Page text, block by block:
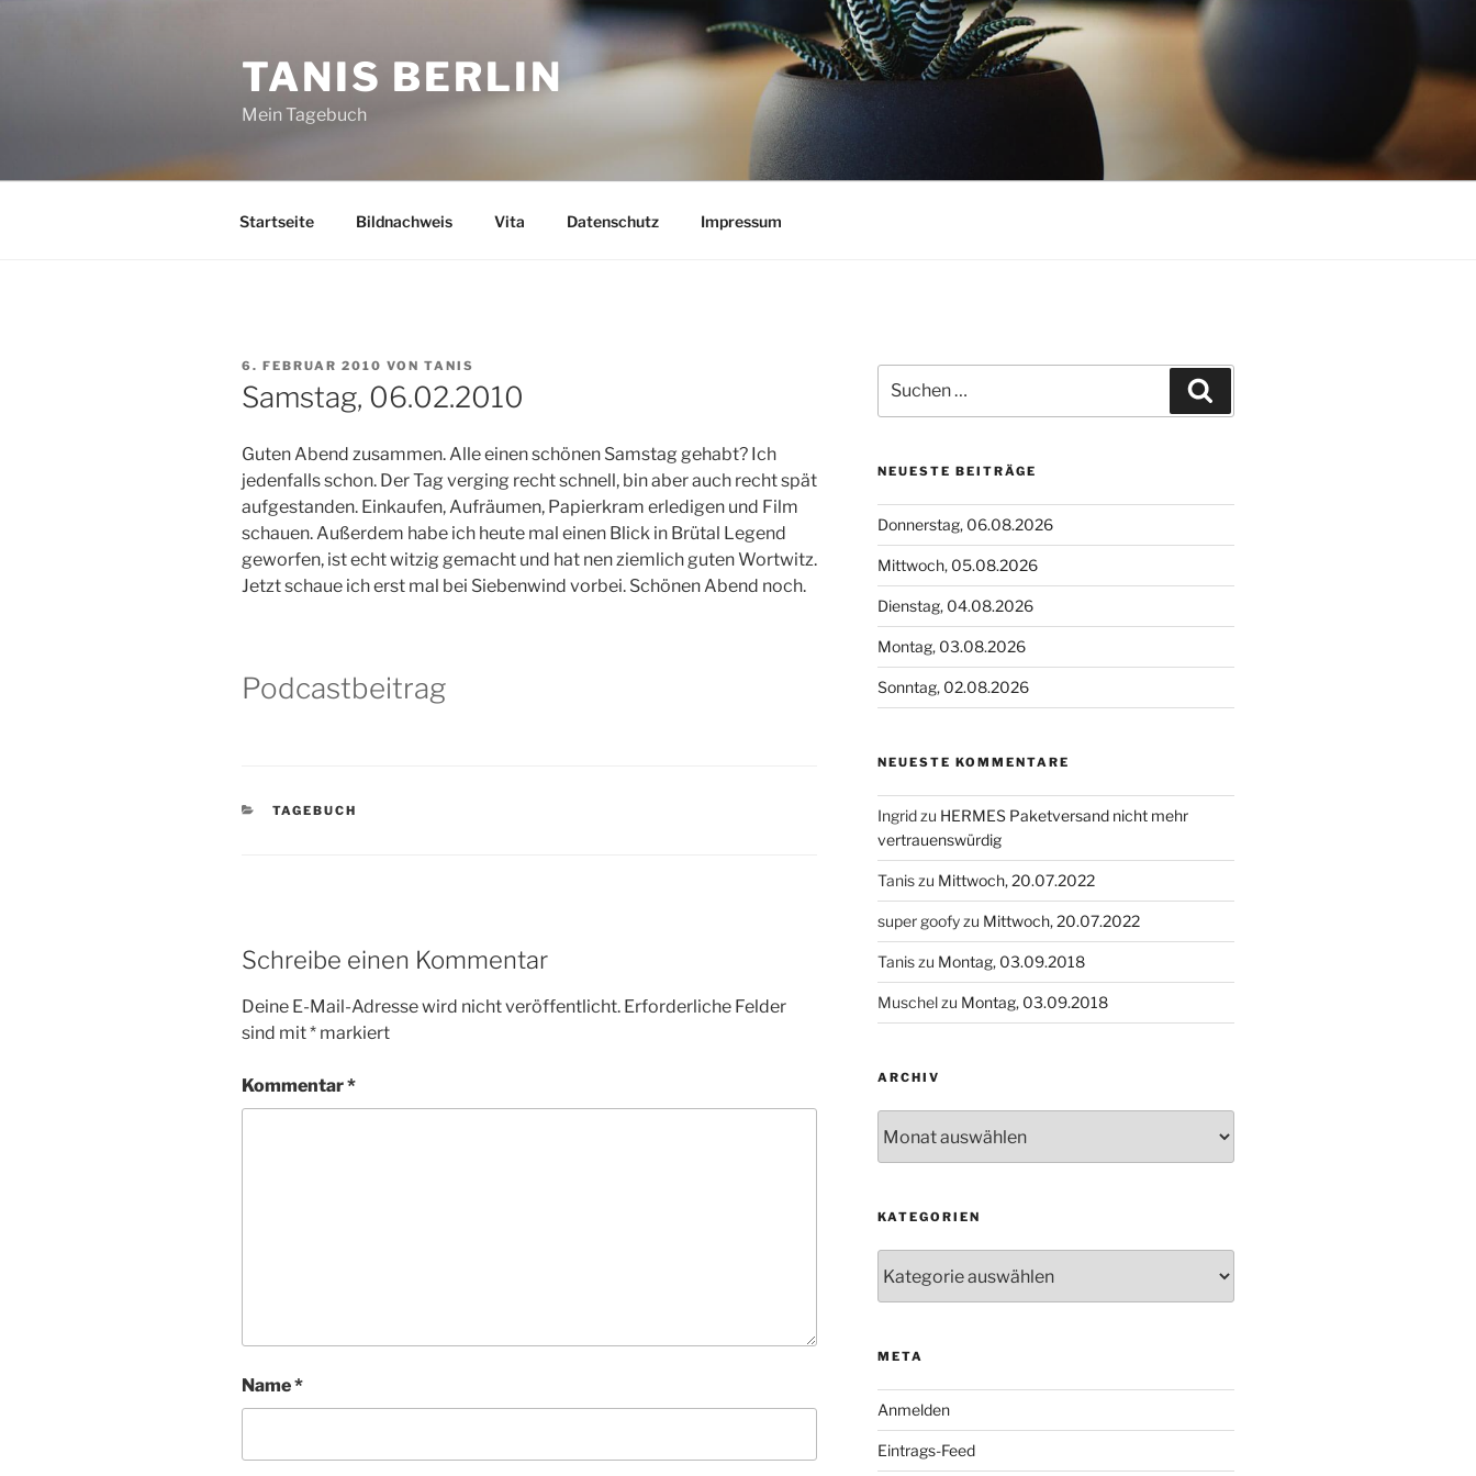
TANIS BERLIN
Mein Tagebuch
Startseite Bildnachweis Vita Datenschutz Impressum
VERÖFFENTLICHT
AM
6. FEBRUAR 2010 VON TANIS
Samstag, 06.02.2010
Guten Abend zusammen. Alle einen schönen Samstag gehabt? Ich
jedenfalls schon. Der Tag verging recht schnell, bin aber auch recht spät
aufgestanden. Einkaufen, Aufräumen, Papierkram erledigen und Film
schauen. Außerdem habe ich heute mal einen Blick in Brütal Legend
geworfen, ist echt witzig gemacht und hat nen ziemlich guten Wortwitz.
Jetzt schaue ich erst mal bei Siebenwind vorbei. Schönen Abend noch.
Podcastbeitrag
KATEGORIEN
TAGEBUCH
Schreibe einen Kommentar
Deine E-Mail-Adresse wird nicht veröffentlicht. Erforderliche Felder
sind mit* markiert
Kommentar*
Name*
nach:
NEUESTE BEITRÄGE
Donnerstag, 06.08.2026
Mittwoch, 05.08.2026
Dienstag, 04.08.2026
Montag, 03.08.2026
Sonntag, 02.08.2026
NEUESTE KOMMENTARE
Ingridzu HERMES Paketversand nicht mehr
vertrauenswürdig
Taniszu Mittwoch, 20.07.2022
super goofyzu Mittwoch, 20.07.2022
Taniszu Montag, 03.09.2018
Muschelzu Montag, 03.09.2018
ARCHIV
KATEGORIEN
META
Anmelden
Eintrags-Feed